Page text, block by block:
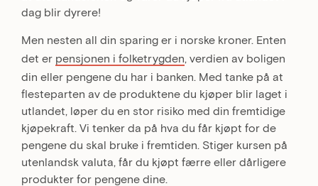
dag blir dyrere!
Men nesten all din sparing er i norske kroner. Enten
det er pensjonen i folketrygden , verdien av boligen
din eller pengene du har i banken. Med tanke på at
flesteparten av de produktene du kjøper blir laget i
utlandet, løper du en stor risiko med din fremtidige
kjøpekraft. Vi tenker da på hva du får kjøpt for de
pengene du skal bruke i fremtiden. Stiger kursen på
utenlandsk valuta, får du kjøpt færre eller dårligere
produkter for pengene dine.